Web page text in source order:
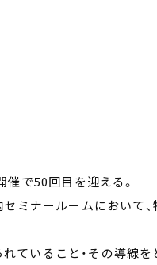
催で50回目を迎える。
セミナールームにおいて、
ていること・その導線を